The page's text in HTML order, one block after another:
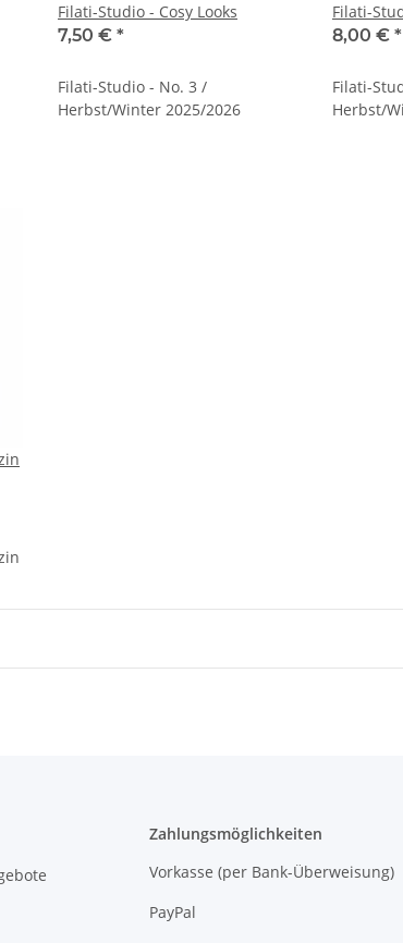
Filati-Studio - Cosy Looks
7,50 € *
Filati-Studio - No. 3 /
Herbst/Winter 2025/2026
Filati-
8,00 € *
Filati-
Herbst/
Zahlungsmöglichkeiten
Vorkasse (per Bank-
PayPal